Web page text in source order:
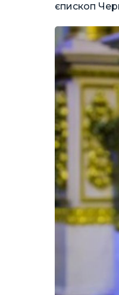
єпископ